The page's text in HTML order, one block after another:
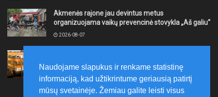
Akmenės rajone jau devintus metus
organizuojama vaikų prevencinė stovykla „Aš galiu“
2026-08-07
smulkiojo ir vidutinio verslo subjektų kūrimąsi
2026-08-07
Naudojame slapukus ir renkame statistinę
informaciją, kad užtikrintume geriausią patirtį
mūsų svetainėje. Žemiau galite leisti visus